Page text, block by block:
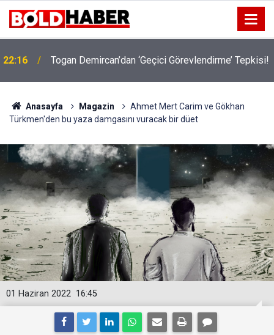
22:16 Togan Demircan’dan ‘Geçici Görevlendirme’ Tepkisi!
19:32 Sıcak Havalarda Ödem Şikayetini Hafife Almayın!
Anasayfa Magazin
Ahmet Mert Carim ve Gökhan
Türkmen'den bu yaza damgasını vuracak bir düet
16:45
01 Haziran 2022